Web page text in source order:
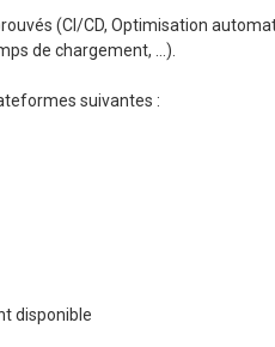
(CI/CD, Optimisation
de chargement, …).
suivantes :
disponible